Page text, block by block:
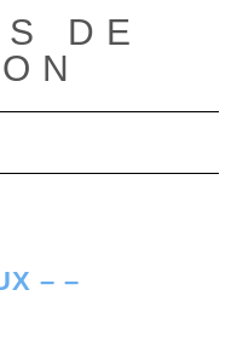
DE
modo de navegación
– –